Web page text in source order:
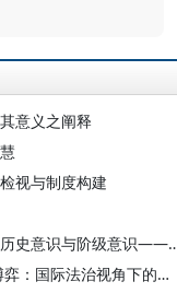
意义之阐释
视与制度构建
刘敬东：青年马克思社会批判的历史—世界历史
刘敬东 雷啸天：贸易制裁与反制裁的法律博弈：国际法治视角下的中国方案